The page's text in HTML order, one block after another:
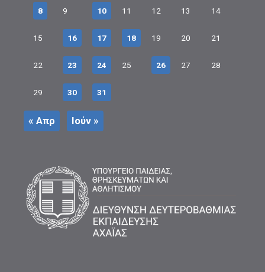
8 9 10 11 12 13 14
15 16 17 18 19 20 21
22 23 24 25 26 27 28
29 30 31
« Απρ Ιούν »